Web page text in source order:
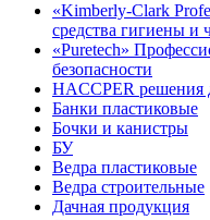
«Kimberly-Clark
средства гигиены и
«Puretech»
безопасности
HACCPER решения
Банки пластиковые
Бочки и канистры
БУ
Ведра пластиковые
Ведра строительные
Дачная продукция